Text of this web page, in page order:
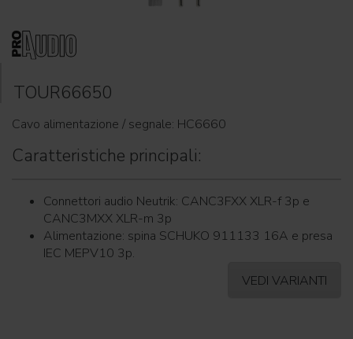
TOUR66650
Cavo alimentazione / segnale: HC6660
Caratteristiche principali:
Connettori audio Neutrik: CANC3FXX XLR-f 3p e
CANC3MXX XLR-m 3p
Alimentazione: spina SCHUKO 911133 16A e presa
IEC MEPV10 3p.
VEDI VARIANTI